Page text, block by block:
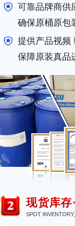
可靠品牌商供
确保原桶原包
提供产品视频
保障原装真品
现货库存·
SPOT